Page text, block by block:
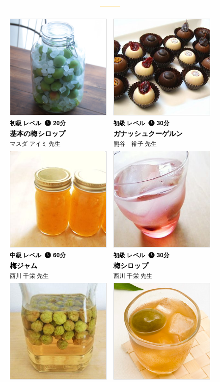
初級 レベル 20分
基本の梅シロップ
マスダ アイミ 先生
初級 レベル 30分
ガナッシュクーゲルン
熊谷 裕子 先生
中級 レベル 60分
梅ジャム
西川 千栄 先生
初級 レベル 30分
梅シロップ
西川 千栄 先生